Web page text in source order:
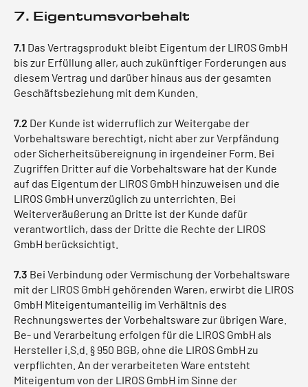
7. Eigentumsvorbehalt
7.1 Das Vertragsprodukt bleibt Eigentum der LIROS GmbH
bis zur Erfüllung aller, auch zukünftiger Forderungen aus
diesem Vertrag und darüber hinaus aus der gesamten
Geschäftsbeziehung mit dem Kunden.
7.2 Der Kunde ist widerruflich zur Weitergabe der
Vorbehaltsware berechtigt, nicht aber zur Verpfändung
oder Sicherheitsübereignung in irgendeiner Form. Bei
Zugriffen Dritter auf die Vorbehaltsware hat der Kunde
auf das Eigentum der LIROS GmbH hinzuweisen und die
LIROS GmbH unverzüglich zu unterrichten. Bei
Weiterveräußerung an Dritte ist der Kunde dafür
verantwortlich, dass der Dritte die Rechte der LIROS
GmbH berücksichtigt.
7.3 Bei Verbindung oder Vermischung der Vorbehaltsware
mit der LIROS GmbH gehörenden Waren, erwirbt die LIROS
GmbH Miteigentumanteilig im Verhältnis des
Rechnungswertes der Vorbehaltsware zur übrigen Ware.
Be- und Verarbeitung erfolgen für die LIROS GmbH als
Hersteller i.S.d. § 950 BGB, ohne die LIROS GmbH zu
verpflichten. An der verarbeiteten Ware entsteht
Miteigentum von der LIROS GmbH im Sinne der